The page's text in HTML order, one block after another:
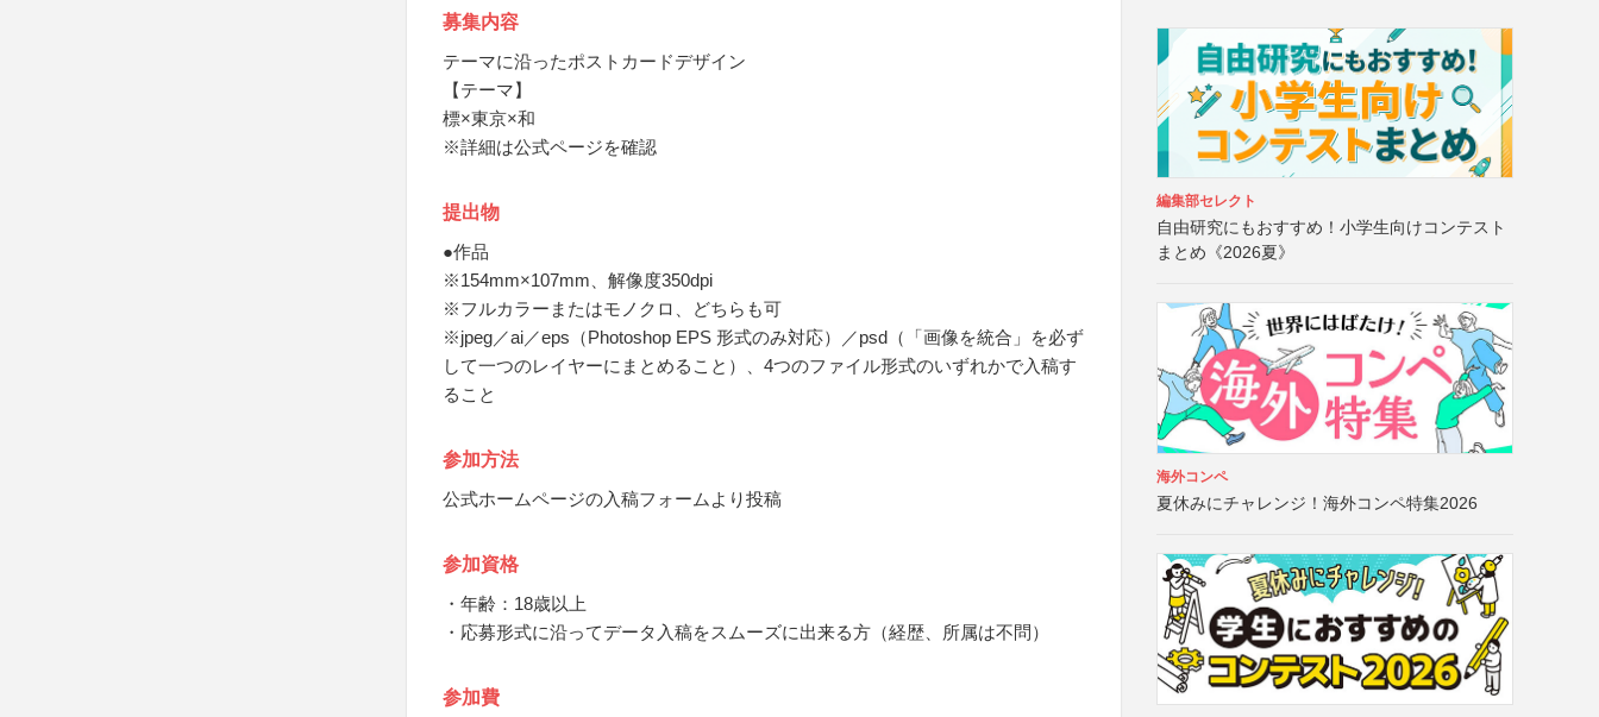
募集内容
テーマに沿ったポストカードデザイン
【テーマ】
標×東京×和
※詳細は公式ページを確認
提出物
●作品
※154mm×107mm、解像度350dpi
※フルカラーまたはモノクロ、どちらも可
※jpeg／ai／eps（Photoshop EPS 形式のみ対応）／psd（「画像を統合」を必ず
して一つのレイヤーにまとめること）、4つのファイル形式のいずれかで入稿す
ること
参加方法
公式ホームページの入稿フォームより投稿
参加資格
・年齢：18歳以上
・応募形式に沿ってデータ入稿をスムーズに出来る方（経歴、所属は不問）
参加費
編集部セレクト
自由研究にもおすすめ！小学生向けコンテスト
まとめ《2026夏》
海外コンペ
夏休みにチャレンジ！海外コンペ特集2026